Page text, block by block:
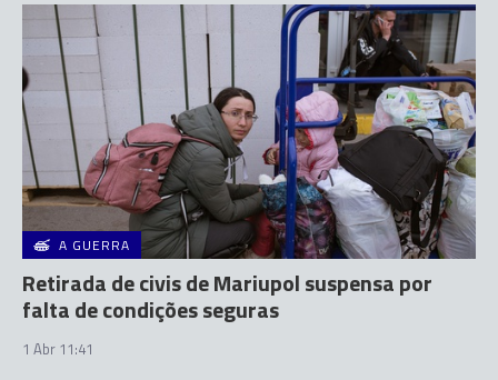
A GUERRA
Retirada de civis de Mariupol suspensa por
falta de condições seguras
1 Abr 11:41